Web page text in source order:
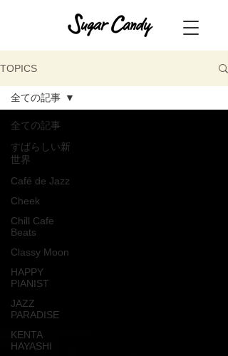
TOPICS
全ての記事
すばらしい新
世界
Café de Jazz
Cheek
Chill Cafe
Beats
Classy Moon
HAPPY
PIANIST
JAZZ
PARADISE
KENTA
HAYASHI
全ての記事